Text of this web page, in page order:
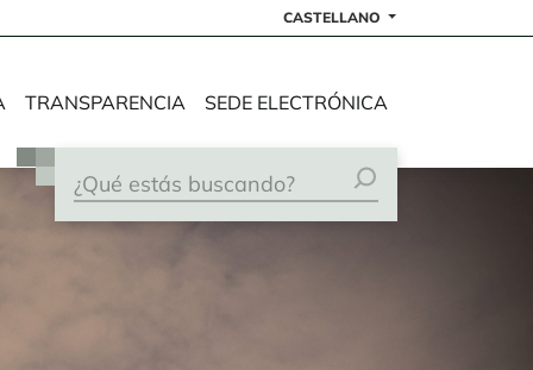
CASTELLANO
TRANSPARENCIA SEDE ELECTRÓNICA